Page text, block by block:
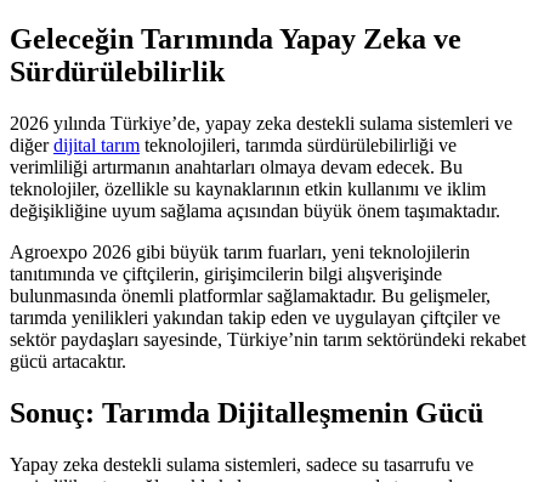
Geleceğin Tarımında Yapay Zeka ve
Sürdürülebilirlik
2026 yılında Türkiye’de, yapay zeka destekli sulama sistemleri ve
diğerdijital tarım teknolojileri, tarımda sürdürülebilirliği ve
verimliliği artırmanın anahtarları olmaya devam edecek. Bu
teknolojiler, özellikle su kaynaklarının etkin kullanımı ve iklim
değişikliğine uyum sağlama açısından büyük önem taşımaktadır.
Agroexpo 2026 gibi büyük tarım fuarları, yeni teknolojilerin
tanıtımında ve çiftçilerin, girişimcilerin bilgi alışverişinde
bulunmasında önemli platformlar sağlamaktadır. Bu gelişmeler,
tarımda yenilikleri yakından takip eden ve uygulayan çiftçiler ve
sektör paydaşları sayesinde, Türkiye’nin tarım sektöründeki rekabet
gücü artacaktır.
Sonuç: Tarımda Dijitalleşmenin Gücü
Yapay zeka destekli sulama sistemleri, sadece su tasarrufu ve